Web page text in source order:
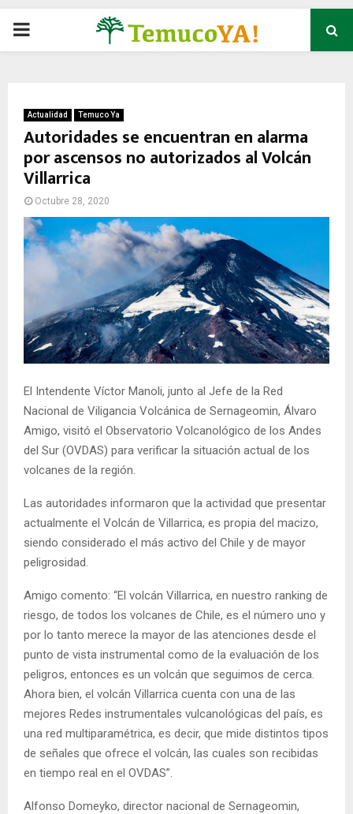
P
M
A
R
M
E
N
U
Actualidad Temuco Ya
Autoridades se encuentran en alarma
por ascensos no autorizados al Volcán
Villarrica
Octubre 28, 2020
El Intendente Víctor Manoli, junto al Jefe de la Red
Nacional de Viligancia Volcánica de Sernageomin, Álvaro
Amigo, visitó el Observatorio Volcanológico de los Andes
del Sur (OVDAS) para verificar la situación actual de los
volcanes de la región.
Las autoridades informaron que la actividad que presentar
actualmente el Volcán de Villarrica, es propia del macizo,
siendo considerado el más activo del Chile y de mayor
peligrosidad.
Amigo comento: “El volcán Villarrica, en nuestro ranking de
riesgo, de todos los volcanes de Chile, es el número uno y
por lo tanto merece la mayor de las atenciones desde el
punto de vista instrumental como de la evaluación de los
peligros, entonces es un volcán que seguimos de cerca.
Ahora bien, el volcán Villarrica cuenta con una de las
mejores Redes instrumentales vulcanológicas del país, es
una red multiparamétrica, es decir, que mide distintos tipos
de señales que ofrece el volcán, las cuales son recibidas
en tiempo real en el OVDAS”.
Alfonso Domeyko, director nacional de Sernageomin,